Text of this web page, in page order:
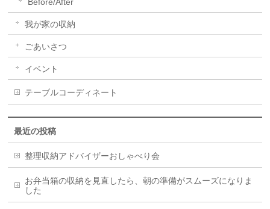
我が家の収納
ごあいさつ
イベント
テーブルコーディネート
最近の投稿
整理収納アドバイザーおしゃべり会
お弁当箱の収納を見直したら、朝の準備がスムーズになりま
した